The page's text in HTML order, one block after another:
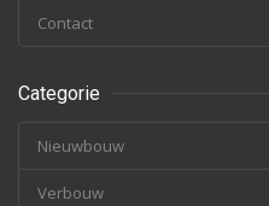
Contact
Categorie
Nieuwbouw
Verbouw